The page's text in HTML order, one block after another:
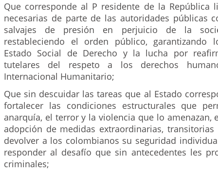
Que corresponde al P residente de la República
necesarias de parte de las autoridades públicas
salvajes de presión en perjuicio de la
restableciendo el orden público, garantizando
Estado Social de Derecho y la lucha por
tutelares del respeto a los derechos
Internacional Humanitario;
Que sin descuidar las tareas que al Estado
fortalecer las condiciones estructurales que
anarquía, el terror y la violencia que lo amenazan,
adopción de medidas extraordinarias,
devolver a los colombianos su seguridad
responder al desafío que sin antecedentes les
criminales;